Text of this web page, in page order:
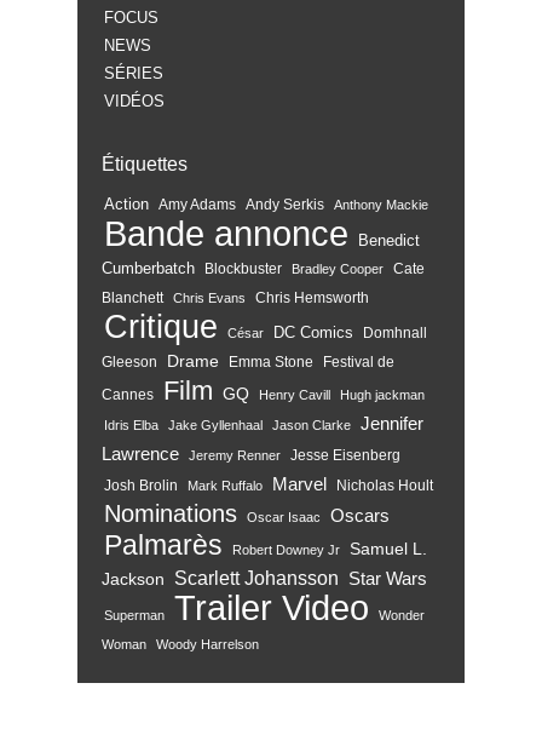
FOCUS
NEWS
SÉRIES
VIDÉOS
Étiquettes
Action Amy Adams Andy Serkis Anthony Mackie
Bande annonce
Benedict
Cumberbatch
Blockbuster Bradley Cooper
Cate
Blanchett
Chris Evans Chris Hemsworth
Critique César DC Comics
Domhnall
Gleeson
Drame Emma Stone
Festival de
Cannes
Film GQ Henry Cavill Hugh jackman
Idris Elba Jake Gyllenhaal Jason Clarke
Jennifer
Lawrence
Jeremy Renner
Jesse Eisenberg
Josh Brolin
Mark Ruffalo Marvel Nicholas Hoult
Nominations Oscar Isaac Oscars
Palmarès Robert Downey Jr
Samuel L.
Jackson
Scarlett Johansson Star Wars
Superman Trailer Video
Wonder
Woman
Woody Harrelson